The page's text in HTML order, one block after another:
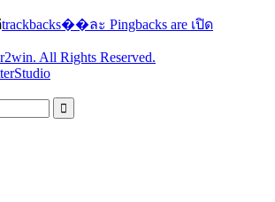
trackbacks��ละ Pingbacks are เปิด
All Rights Reserved.